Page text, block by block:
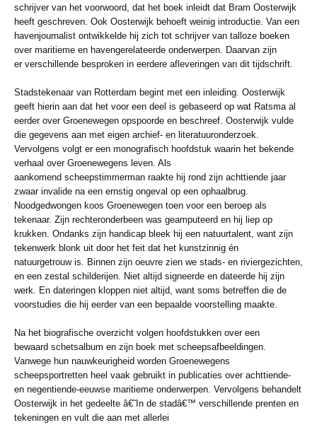
schrijver van het voorwoord, dat het boek inleidt dat Bram Oosterwijk
heeft geschreven. Ook Oosterwijk behoeft weinig introductie. Van een
havenjournalist ontwikkelde hij zich tot schrijver van talloze boeken
over maritieme en havengerelateerde onderwerpen. Daarvan zijn
er verschillende besproken in eerdere afleveringen van dit tijdschrift.
Stadstekenaar van Rotterdam begint met een inleiding. Oosterwijk
geeft hierin aan dat het voor een deel is gebaseerd op wat Ratsma al
eerder over Groenewegen opspoorde en beschreef. Oosterwijk vulde
die gegevens aan met eigen archief- en literatuuronderzoek.
Vervolgens volgt er een monografisch hoofdstuk waarin het bekende
verhaal over Groenewegens leven. Als
aankomend scheepstimmerman raakte hij rond zijn achttiende jaar
zwaar invalide na een ernstig ongeval op een ophaalbrug.
Noodgedwongen koos Groenewegen toen voor een beroep als
tekenaar. Zijn rechteronderbeen was geamputeerd en hij liep op
krukken. Ondanks zijn handicap bleek hij een natuurtalent, want zijn
tekenwerk blonk uit door het feit dat het kunstzinnig én
natuurgetrouw is. Binnen zijn oeuvre zien we stads- en riviergezichten,
en een zestal schilderijen. Niet altijd signeerde en dateerde hij zijn
werk. En dateringen kloppen niet altijd, want soms betreffen die de
voorstudies die hij eerder van een bepaalde voorstelling maakte.
Na het biografische overzicht volgen hoofdstukken over een
bewaard schetsalbum en zijn boek met scheepsafbeeldingen.
Vanwege hun nauwkeurigheid worden Groenewegens
scheepsportretten heel vaak gebruikt in publicaties over achttiende-
en negentiende-eeuwse maritieme onderwerpen. Vervolgens behandelt
Oosterwijk in het gedeelte â€˜In de stadâ€™ verschillende prenten en
tekeningen en vult die aan met allerlei